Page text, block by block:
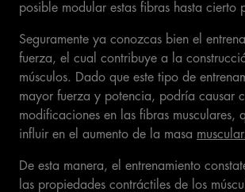
posible modular estas fibras hasta cierto
Seguramente ya conozcas bien el
fuerza, el cual contribuye a la
músculos. Dado que este tipo de
mayor fuerza y potencia, podría causar
modificaciones en las fibras musculares,
influir en el aumento de la masa muscular.
De esta manera, el entrenamiento
las propiedades contráctiles de los